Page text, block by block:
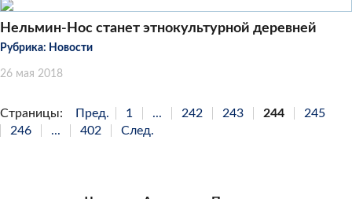
Нельмин-Нос станет этнокультурной деревней
Рубрика: Новости
26 мая 2018
Страницы: Пред. 1 ... 242 243 244
245
246
... 402 След.